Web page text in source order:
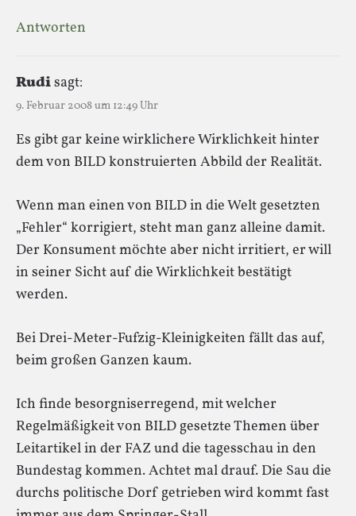
Antworten
Rudisagt:
9. Februar 2008 um 12:49 Uhr
Es gibt gar keine wirklichere Wirklichkeit hinter
dem von BILD konstruierten Abbild der Realität.
Wenn man einen von BILD in die Welt gesetzten
„Fehler“ korrigiert, steht man ganz alleine damit.
Der Konsument möchte aber nicht irritiert, er will
in seiner Sicht auf die Wirklichkeit bestätigt
werden.
Bei Drei-Meter-Fufzig-Kleinigkeiten fällt das auf,
beim großen Ganzen kaum.
Ich finde besorgniserregend, mit welcher
Regelmäßigkeit von BILD gesetzte Themen über
Leitartikel in der FAZ und die tagesschau in den
Bundestag kommen. Achtet mal drauf. Die Sau die
durchs politische Dorf getrieben wird kommt fast